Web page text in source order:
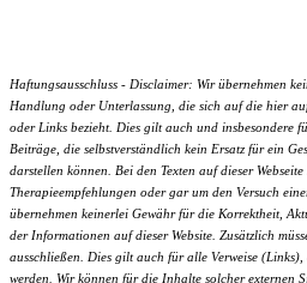
Haftungsausschluss - Disclaimer: Wir übernehmen
Handlung oder Unterlassung, die sich auf die hier
oder Links bezieht. Dies gilt auch und insbesondere
Beiträge, die selbstverständlich kein Ersatz für ein
darstellen können. Bei den Texten auf dieser
Therapieempfehlungen oder gar um den Versuch
übernehmen keinerlei Gewähr für die Korrektheit,
der Informationen auf dieser Website. Zusätzlich
ausschließen. Dies gilt auch für alle Verweise
werden. Wir können für die Inhalte solcher externen